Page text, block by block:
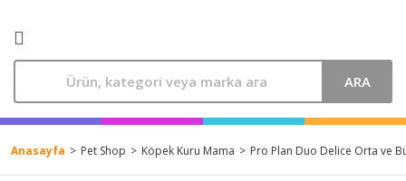
ARA
Anasayfa Pet Shop Köpek Kuru Mama Pro Plan Duo Delice Orta ve